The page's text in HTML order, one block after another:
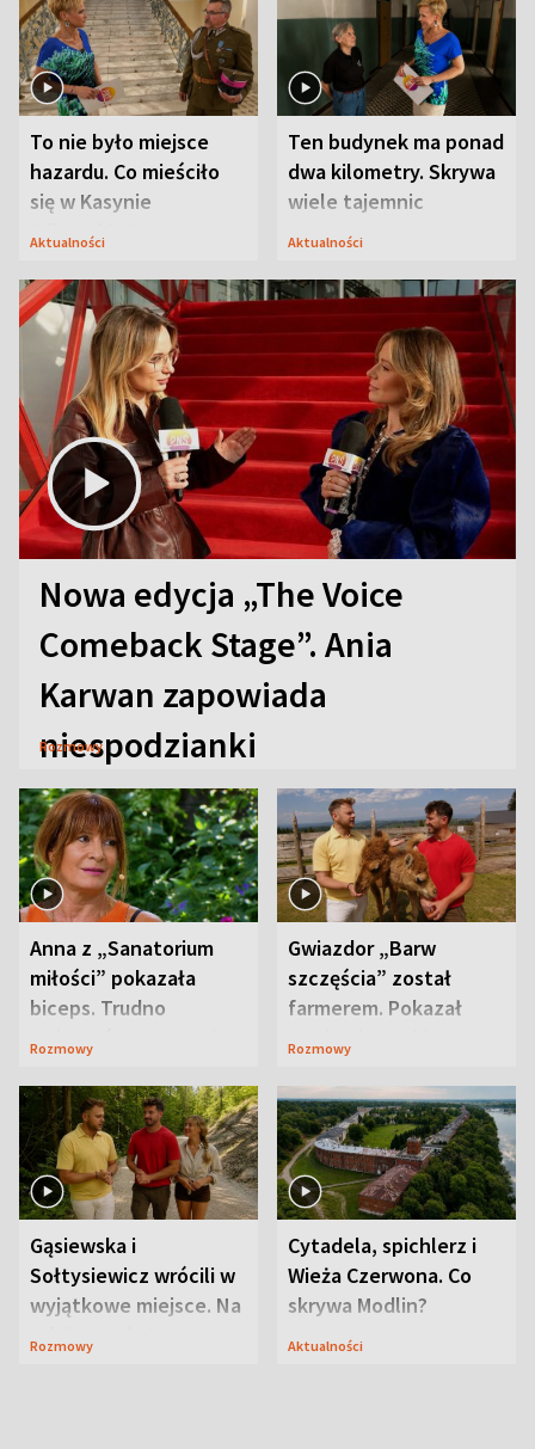
To nie było miejsce
hazardu. Co mieściło
się w Kasynie
Oficerskim?
Aktualności
Ten budynek ma ponad
dwa kilometry. Skrywa
wiele tajemnic
Aktualności
Nowa edycja „The Voice
Comeback Stage”. Ania
Karwan zapowiada
niespodzianki
Rozmowy
Anna z „Sanatorium
miłości” pokazała
biceps. Trudno
uwierzyć, co przeszła
Rozmowy
Gwiazdor „Barw
szczęścia” został
farmerem. Pokazał
swoje niezwykłe
Rozmowy
Gąsiewska i
Sołtysiewicz wrócili w
wyjątkowe miejsce. Na
szlaku czekał
Rozmowy
Cytadela, spichlerz i
Wieża Czerwona. Co
skrywa Modlin?
Aktualności